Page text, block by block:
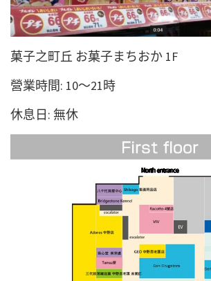
菓子之町丘 お菓子まちおか 1F
營業時間: 10～21時
休息日: 無休